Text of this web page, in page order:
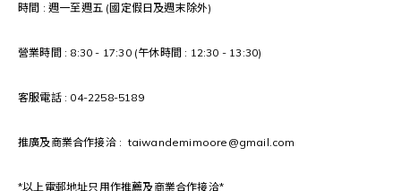
時間 : 週一至週五 (國定假日及週末除外)
營業時間 : 8:30 - 17:30 (午休時間 : 12:30 - 13:30)
客服電話 : 04-2258-5189
推廣及商業合作接洽 : taiwandemimoore@gmail.com
*以上電郵地址只用作推薦及商業合作接洽*